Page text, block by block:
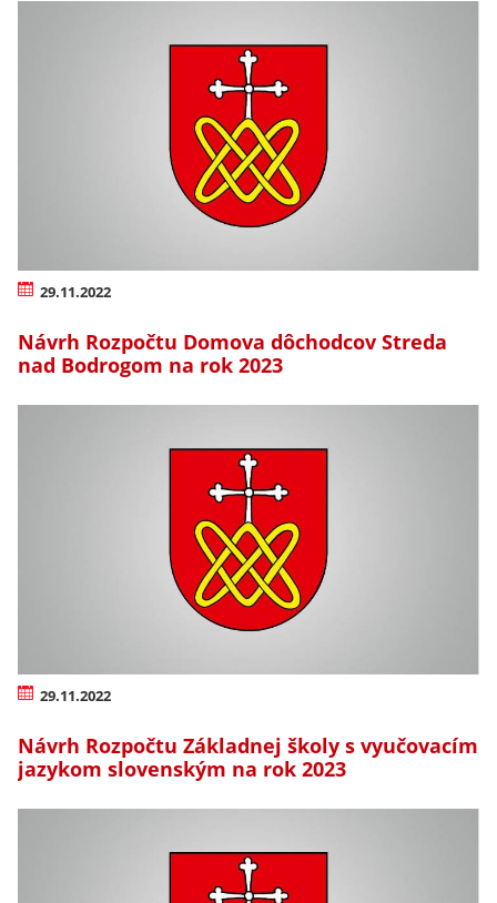
29.11.2022
Návrh Rozpočtu Domova dôchodcov Streda
nad Bodrogom na rok 2023
29.11.2022
Návrh Rozpočtu Základnej školy s vyučovacím
jazykom slovenským na rok 2023